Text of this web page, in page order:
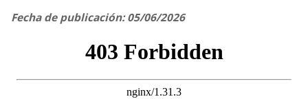
Fecha de publicación: 05/06/2026